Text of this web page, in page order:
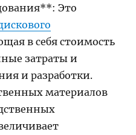
Это
в себя стоимость
затраты и
и разработки.
материалов